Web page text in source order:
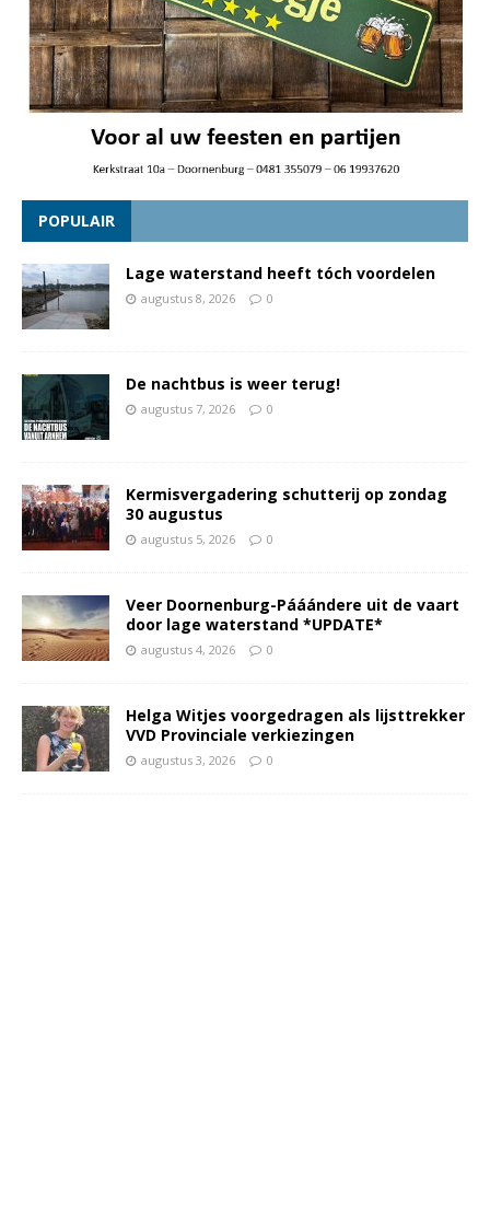
POPULAIR
Lage waterstand heeft tóch voordelen
augustus 8, 2026 0
De nachtbus is weer terug!
augustus 7, 2026 0
Kermisvergadering schutterij op zondag
30 augustus
augustus 5, 2026 0
Veer Doornenburg-Pááándere uit de vaart
door lage waterstand *UPDATE*
augustus 4, 2026 0
Helga Witjes voorgedragen als lijsttrekker
VVD Provinciale verkiezingen
augustus 3, 2026 0